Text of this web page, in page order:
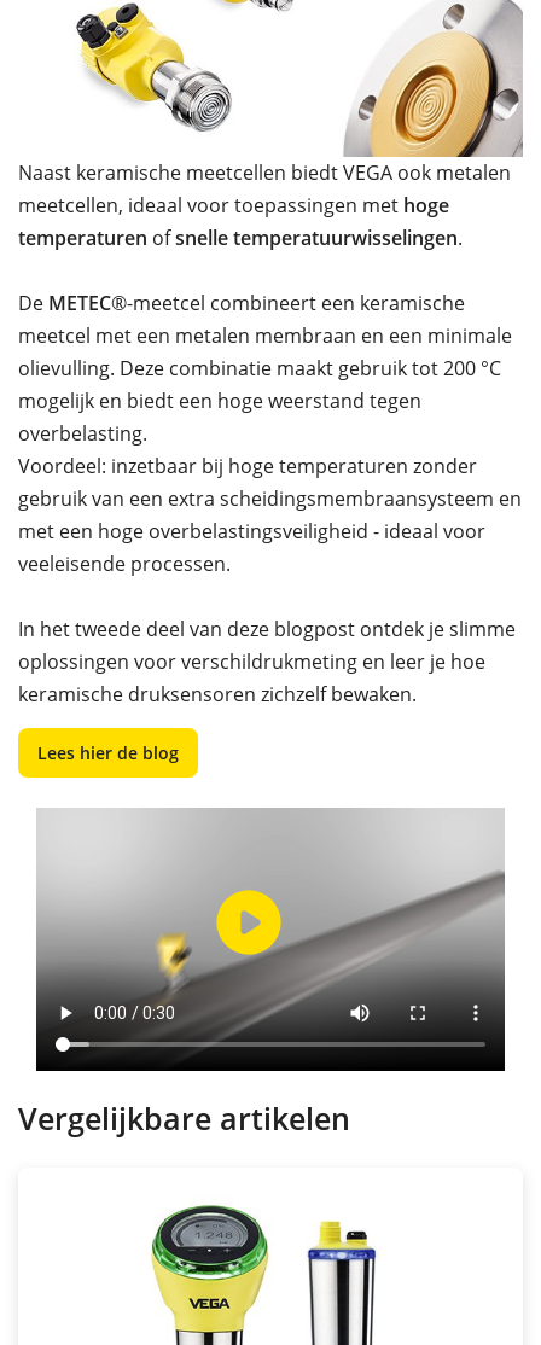
Naast keramische meetcellen biedt VEGA ook metalen
meetcellen, ideaal voor toepassingen met hoge
temperaturen ofsnelle temperatuurwisselingen.
De METEC®-meetcel combineert een keramische
meetcel met een metalen membraan en een minimale
olievulling. Deze combinatie maakt gebruik tot 200 °C
mogelijk en biedt een hoge weerstand tegen
overbelasting.
Voordeel: inzetbaar bij hoge temperaturen zonder
gebruik van een extra scheidingsmembraansysteem en
met een hoge overbelastingsveiligheid - ideaal voor
veeleisende processen.
In het tweede deel van deze blogpost ontdek je slimme
oplossingen voor verschildrukmeting en leer je hoe
keramische druksensoren zichzelf bewaken.
Lees hier de blog
Vergelijkbare artikelen